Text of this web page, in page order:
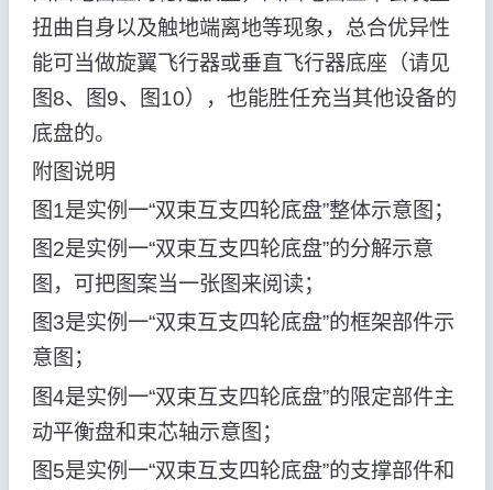
扭曲自身以及触地端离地等现象，总合优异性
能可当做旋翼飞行器或垂直飞行器底座（请见
图8、图9、图10），也能胜任充当其他设备的
底盘的。
附图说明
图1是实例一“双束互支四轮底盘”整体示意图；
图2是实例一“双束互支四轮底盘”的分解示意
图，可把图案当一张图来阅读；
图3是实例一“双束互支四轮底盘”的框架部件示
意图；
图4是实例一“双束互支四轮底盘”的限定部件主
动平衡盘和束芯轴示意图；
图5是实例一“双束互支四轮底盘”的支撑部件和